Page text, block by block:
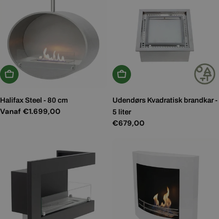
Kies Opties
Halifax Steel - 80 cm
Normale
Vanaf €1.699,00
In Winkelwagen
Udendørs Kvadratisk brandkar -
5 liter
Normale
€679,00